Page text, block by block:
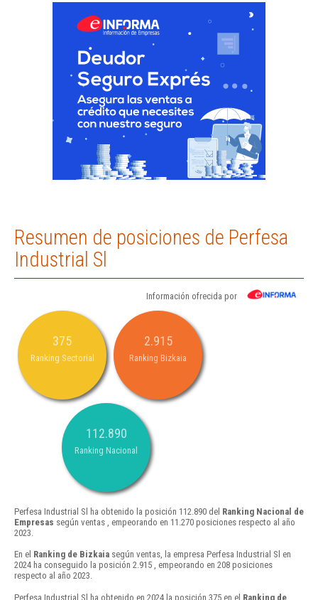
Resumen de posiciones de Perfesa
Industrial Sl
Información ofrecida por
375
Ranking Sectorial
2.915
Ranking Bizkaia
112.890
Ranking Nacional
Perfesa Industrial Sl ha obtenido la posición 112.890 del Ranking Nacional de
Empresas según ventas , empeorando en 11.270 posiciones respecto al año
2023.
En el Ranking de Bizkaia según ventas, la empresa Perfesa Industrial Sl en
2024 ha conseguido la posición 2.915 , empeorando en 208 posiciones
respecto al año 2023.
Perfesa Industrial Sl ha obtenido en 2024 la posición 375 en el Ranking de